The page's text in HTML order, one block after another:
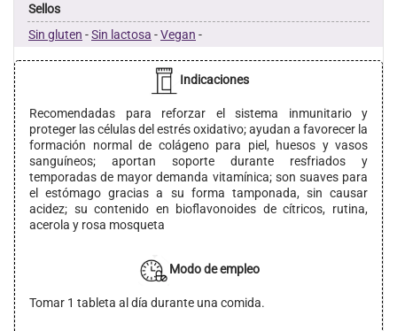
Sellos
Sin gluten -Sin lactosa -Vegan -
Indicaciones
Recomendadas para reforzar el sistema inmunitario y
proteger las células del estrés oxidativo; ayudan a favorecer la
formación normal de colágeno para piel, huesos y vasos
sanguíneos; aportan soporte durante resfriados y
temporadas de mayor demanda vitamínica; son suaves para
el estómago gracias a su forma tamponada, sin causar
acidez; su contenido en bioflavonoides de cítricos, rutina,
acerola y rosa mosqueta
Modo de empleo
Tomar 1 tableta al día durante una comida.